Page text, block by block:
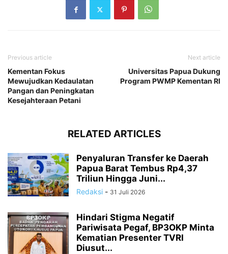
Previous article
Kementan Fokus
Mewujudkan Kedaulatan
Pangan dan Peningkatan
Kesejahteraan Petani
Next article
Universitas Papua Dukung
Program PWMP Kementan RI
RELATED ARTICLES
Penyaluran Transfer ke Daerah
Papua Barat Tembus Rp4,37
Triliun Hingga Juni...
Redaksi - 31 Juli 2026
Hindari Stigma Negatif
Pariwisata Pegaf, BP3OKP Minta
Kematian Presenter TVRI
Diusut...